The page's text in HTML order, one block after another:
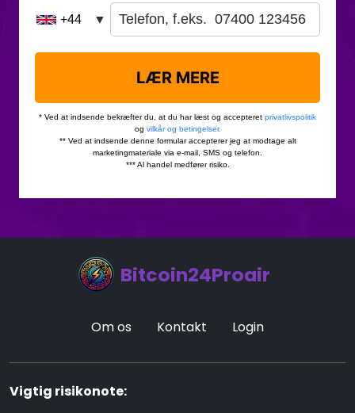
Bitcoin24Proair
Om os Kontakt Login
Vigtig risikonote: